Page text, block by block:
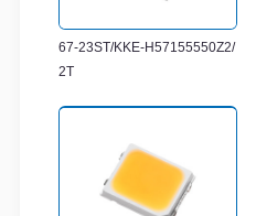
67-23ST/KKE-H57155550Z2/
2T